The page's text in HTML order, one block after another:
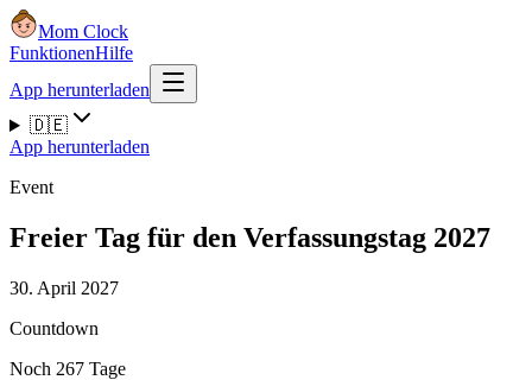
Mom Clock
FunktionenHilfe
App herunterladen
🇩🇪
App herunterladen
Event
Freier Tag für den Verfassungstag 2027
30. April 2027
Countdown
Noch 267 Tage